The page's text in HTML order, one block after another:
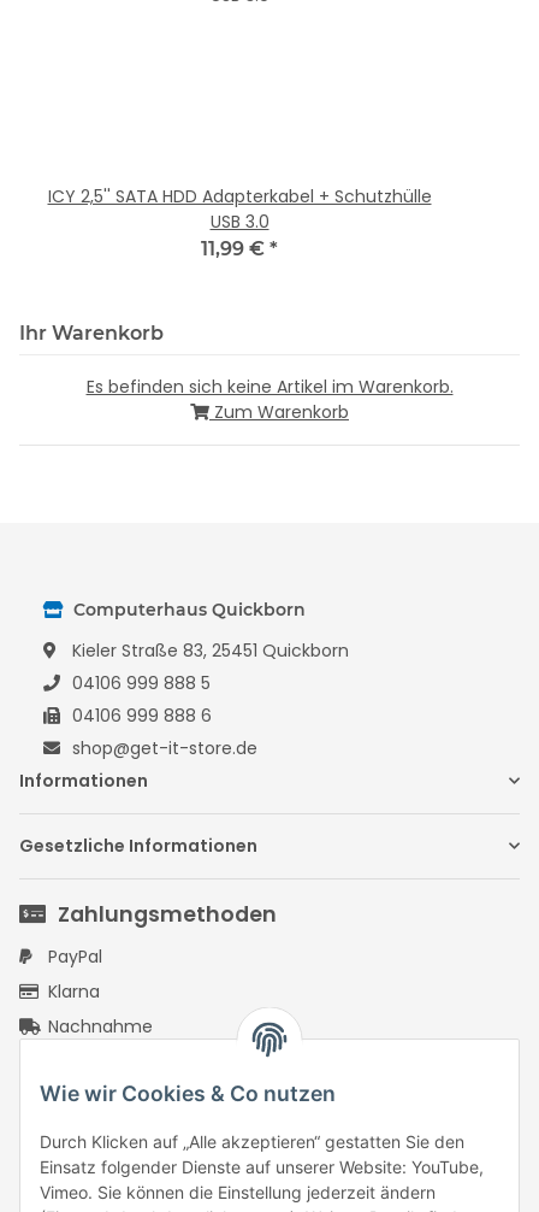
ICY 2,5'' SATA HDD Adapterkabel + Schutzhülle
USB 3.0
11,99 € *
Ihr Warenkorb
Es befinden sich keine Artikel im Warenkorb.
Zum Warenkorb
Computerhaus Quickborn
Kieler Straße 83, 25451 Quickborn
04106 999 888 5
04106 999 888 6
shop@get-it-store.de
Informationen
Gesetzliche Informationen
Zahlungsmethoden
PayPal
Klarna
Nachnahme
PayPal Checkout
Rechnungskauf mit Ratepay
PayPal Kreditkarte
Google Pay
Wie wir Cookies & Co nutzen
Durch Klicken auf „Alle akzeptieren“ gestatten Sie den
Einsatz folgender Dienste auf unserer Website: YouTube,
Vimeo. Sie können die Einstellung jederzeit ändern